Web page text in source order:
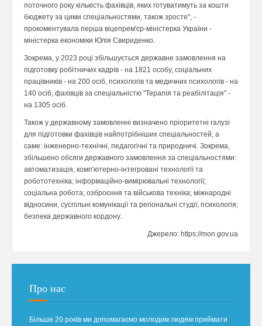
поточного року кількість фахівців, яких готуватимуть за кошти
бюджету за цими спеціальностями, також зросте", -
прокоментувала перша віцепрем'єр-міністерка України -
міністерка економіки Юлія Свириденко.
Зокрема, у 2023 році збільшується державне замовлення на
підготовку робітничих кадрів - на 1821 особу, соціальних
працівників - на 200 осіб, психологів та медичних психологів - на
140 осіб, фахівців за спеціальністю "Терапія та реабілітація" -
на 1305 осіб.
Також у державному замовленні визначено пріоритетні галузі
для підготовки фахівців найпотрібніших спеціальностей, а
саме: інженерно-технічні, педагогічні та природничі. Зокрема,
збільшено обсяги державного замовлення за спеціальностями:
автоматизація, комп'ютерно-інтегровані технології та
робототехніка; інформаційно-вимірювальні технології;
соціальна робота; озброєння та військова техніка; міжнародні
відносини, суспільні комунікації та регіональні студії; психологія;
безпека державного кордону.
Джерело: https://mon.gov.ua
Про нас
Більше 20 років ми допомагаємо молодим людям приймати